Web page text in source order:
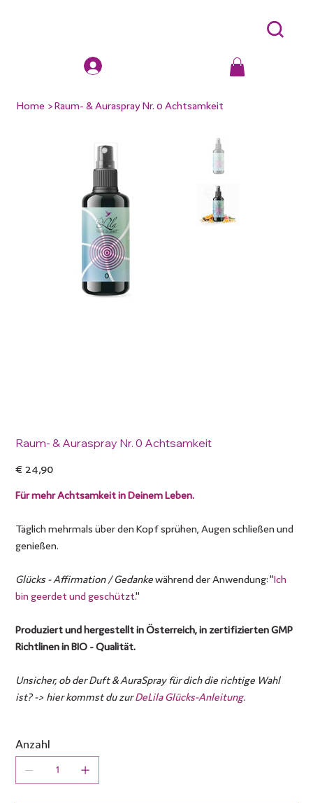
Home >Raum- & Auraspray Nr. 0 Achtsamkeit
Raum- & Auraspray Nr. 0 Achtsamkeit
€ 24,90
Für mehr Achtsamkeit in Deinem Leben.
Täglich mehrmals über den Kopf sprühen, Augen schließen und
genießen.
Glücks - Affirmation / Gedankewährend der Anwendung: "Ich
bin geerdet und geschützt."
Produziert und hergestellt in Österreich, in zertifizierten GMP
Richtlinen in BIO - Qualität.
Unsicher, ob der Duft & AuraSpray für dich die richtige Wahl
ist? -> hier kommst du zurDeLila Glücks-Anleitung.
Anzahl